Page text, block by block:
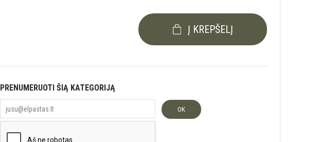
Į KREPŠELĮ
PRENUMERUOTI ŠIĄ KATEGORIJĄ
OK